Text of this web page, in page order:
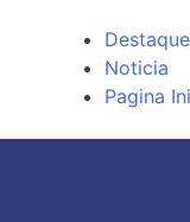
Destaque
Noticia
Pagina